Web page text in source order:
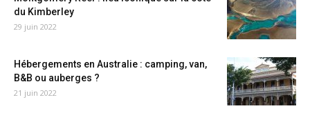
du Kimberley
29 juin 2022
Hébergements en Australie : camping, van,
B&B ou auberges ?
21 juin 2022